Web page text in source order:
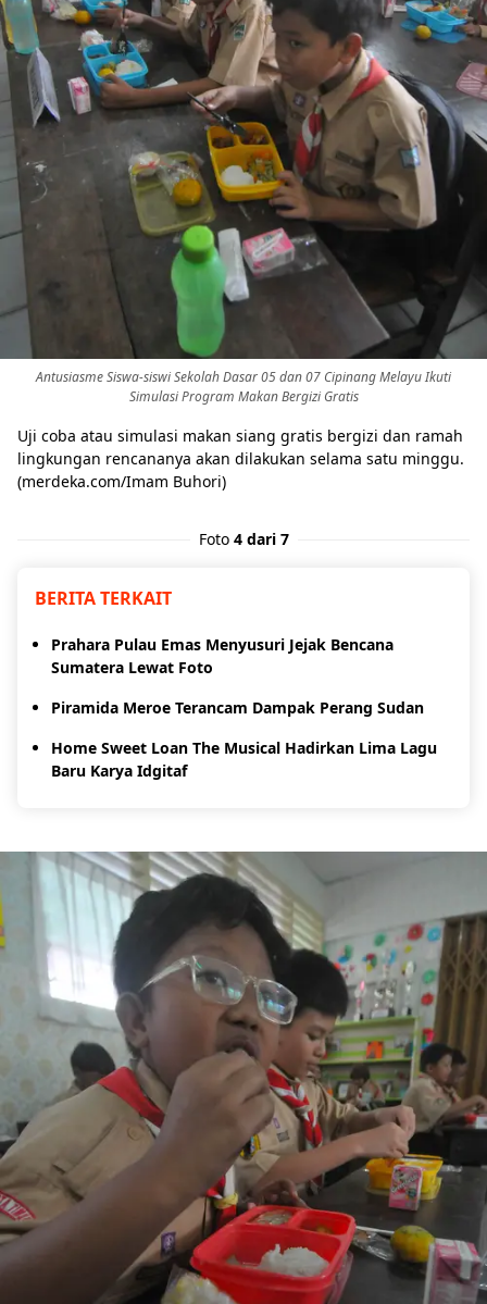
Antusiasme Siswa-siswi Sekolah Dasar 05 dan 07 Cipinang Melayu Ikuti
Simulasi Program Makan Bergizi Gratis
Uji coba atau simulasi makan siang gratis bergizi dan ramah
lingkungan rencananya akan dilakukan selama satu minggu.
(merdeka.com/Imam Buhori)
Foto 4 dari 7
BERITA TERKAIT
Prahara Pulau Emas Menyusuri Jejak Bencana
Sumatera Lewat Foto
Piramida Meroe Terancam Dampak Perang Sudan
Home Sweet Loan The Musical Hadirkan Lima Lagu
Baru Karya Idgitaf